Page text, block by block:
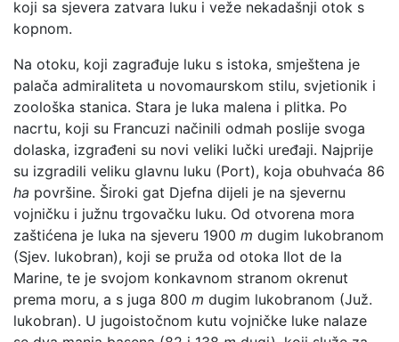
koji sa sjevera zatvara luku i veže nekadašnji otok s
kopnom.
Na otoku, koji zagrađuje luku s istoka, smještena je
palača admiraliteta u novomaurskom stilu, svjetionik i
zoološka stanica. Stara je luka malena i plitka. Po
nacrtu, koji su Francuzi načinili odmah poslije svoga
dolaska, izgrađeni su novi veliki lučki uređaji. Najprije
su izgradili veliku glavnu luku (Port), koja obuhvaća 86
ha površine. Široki gat Djefna dijeli je na sjevernu
vojničku i južnu trgovačku luku. Od otvorena mora
zaštićena je luka na sjeveru 1900 m dugim lukobranom
(Sjev. lukobran), koji se pruža od otoka Ilot de la
Marine, te je svojom konkavnom stranom okrenut
prema moru, a s juga 800 m dugim lukobranom (Juž.
lukobran). U jugoistočnom kutu vojničke luke nalaze